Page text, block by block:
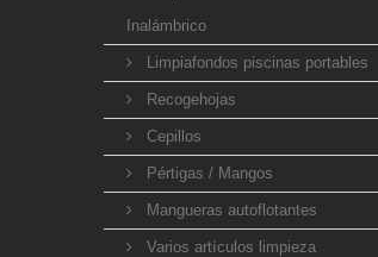
Inalámbrico
Limpiafondos piscinas portables
Recogehojas
Cepillos
Pértigas / Mangos
Mangueras autoflotantes
Varios artículos limpieza